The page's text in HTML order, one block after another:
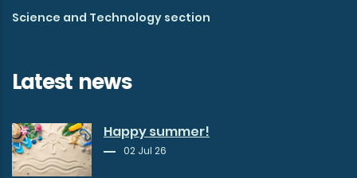
Science and Technology section
Latest news
Happy summer!
02 Jul 26